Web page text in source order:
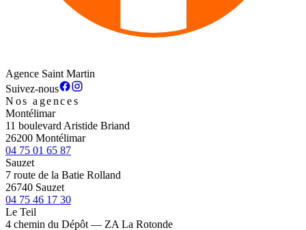
Agence Saint Martin
Suivez-nous
Nos agences
Montélimar
11 boulevard Aristide Briand
26200 Montélimar
04 75 01 65 87
Sauzet
7 route de la Batie Rolland
26740 Sauzet
04 75 46 17 30
Le Teil
4 chemin du Dépôt — ZA La Rotonde